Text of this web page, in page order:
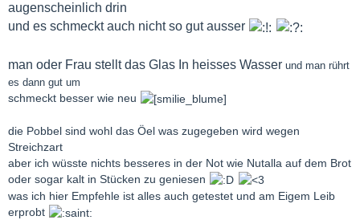
augenscheinlich drin
und es schmeckt auch nicht so gut ausser
man oder Frau stellt das Glas In heisses Wasser und man rührt
es dann gut um
schmeckt besser wie neu
die Pobbel sind wohl das Öel was zugegeben wird wegen
Streichzart
aber ich wüsste nichts besseres in der Not wie Nutalla auf dem Brot
oder sogar kalt in Stücken zu geniesen
was ich hier Empfehle ist alles auch getestet und am Eigem Leib
erprobt